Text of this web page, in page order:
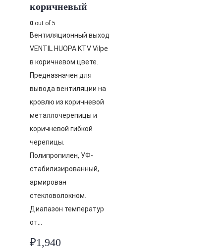
коричневый
0 out of 5
Вентиляционный выход
VENTIL HUOPA KTV Vilpe
в коричневом цвете.
Предназначен для
вывода вентиляции на
кровлю из коричневой
металлочерепицы и
коричневой гибкой
черепицы.
Полипропилен, УФ-
стабилизированный,
армирован
стекловолокном.
Диапазон температур
от…
₽1,940